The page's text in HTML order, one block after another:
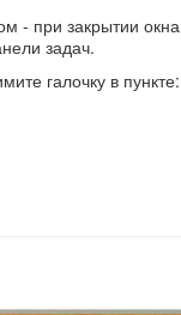
- при закрытии окна
задач.
галочку в пункте: